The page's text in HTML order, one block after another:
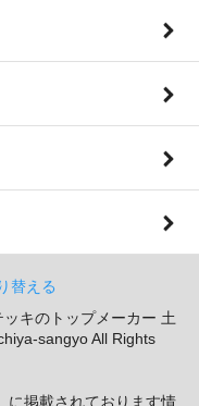
替える
キのトップメーカー 土
sangyo All Rights
に掲載されております情